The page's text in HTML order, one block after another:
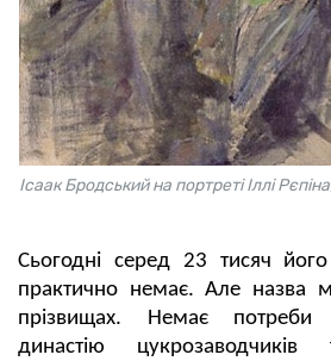
Ісаак Бродський на портреті Іллі
Сьогодні серед 23 тисяч
практично немає. Але назва
прізвищах. Немає потреби
династію цукрозаводчиків